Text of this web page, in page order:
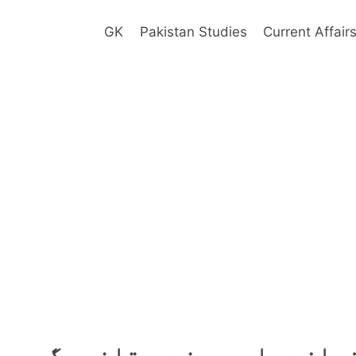
GK Pakistan Studies Current Affairs